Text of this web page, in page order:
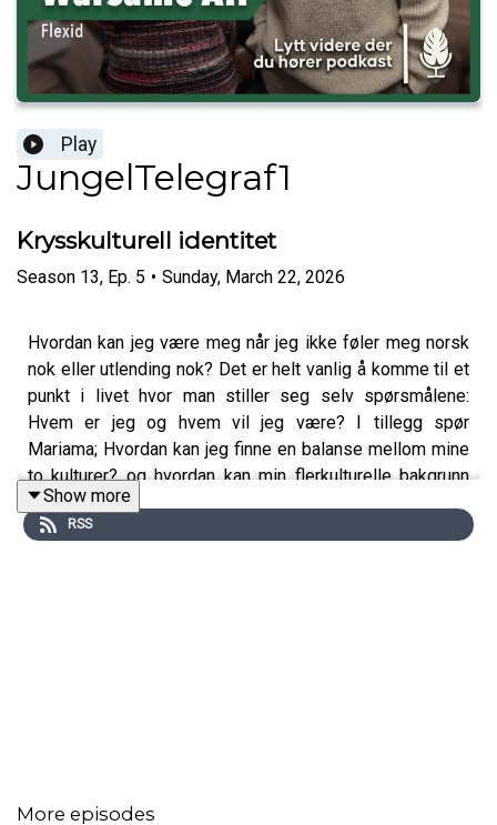
Play
JungelTelegraf1
Krysskulturell identitet
Season 13, Ep. 5 • Sunday, March 22, 2026
Hvordan kan jeg være meg når jeg ikke føler meg norsk
nok eller utlending nok? Det er helt vanlig å komme til et
punkt i livet hvor man stiller seg selv spørsmålene:
Hvem er jeg og hvem vil jeg være? I tillegg spør
Mariama; Hvordan kan jeg finne en balanse mellom mine
to kulturer? og hvordan kan min flerkulturelle bakgrunn
være en styrke?
tilhører. “Å ikke føle seg god nok verken som utenlandsk
Show more
RSS
More episodes